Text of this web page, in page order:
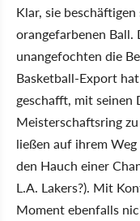
Klar, sie
orangefarbenen
unangefochten die
Basketball-Export
geschafft, mit seinen
Meisterschaftsring
ließen auf ihrem
den Hauch einer
L.A. Lakers?). Mit
Moment ebenfalls